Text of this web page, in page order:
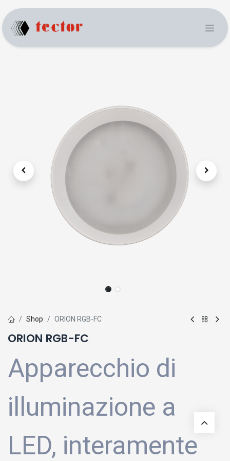
Shop ORION RGB-FC
ORION RGB-FC
Apparecchio di
illuminazione a
LED, interamente